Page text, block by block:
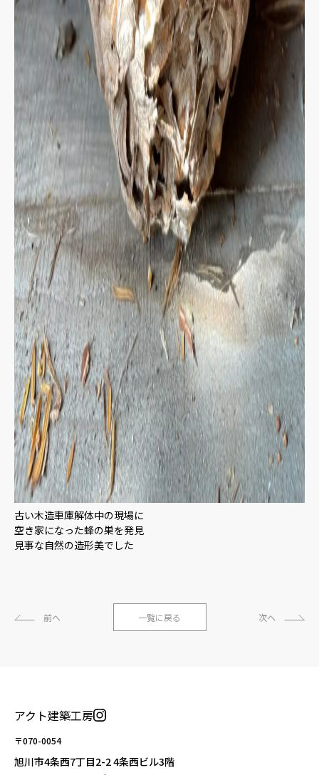
古い木造車庫解体中の現場に
空き家になった蜂の巣を発見
見事な自然の造形美でした
前へ 一覧に戻る 次へ
アクト建築工房
〒070-0054
旭川市4条西7丁目2-2 4条西ビル3階